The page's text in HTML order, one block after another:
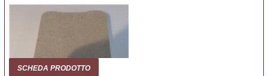
SCHEDA PRODOTTO